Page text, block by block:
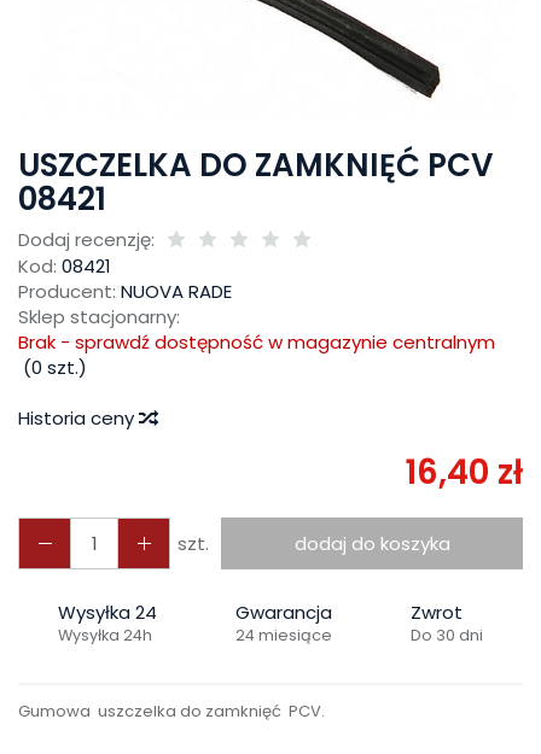
USZCZELKA DO ZAMKNIĘĆ PCV
08421
Dodaj recenzję:
Kod: 08421
Producent: NUOVA RADE
Sklep stacjonarny:
Brak - sprawdź dostępność w magazynie centralnym
(0 szt.)
Historia ceny
16,40 zł
szt. dodaj do koszyka
Wysyłka 24
Wysyłka 24h
Gwarancja
24 miesiące
Zwrot
Do 30 dni
Gumowa uszczelka do zamknięć PCV.